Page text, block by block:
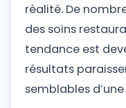
réalité. De
des soins
tendance est
résultats
semblables